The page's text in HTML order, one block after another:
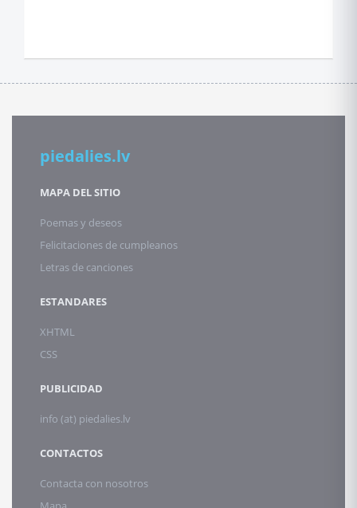
piedalies.lv
MAPA DEL SITIO
Poemas y deseos
Felicitaciones de cumpleanos
Letras de canciones
ESTANDARES
XHTML
CSS
PUBLICIDAD
info (at) piedalies.lv
CONTACTOS
Contacta con nosotros